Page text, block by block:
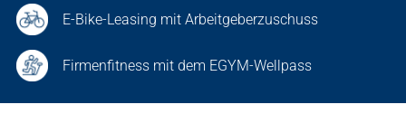
E-Bike-Leasing mit Arbeitgeberzuschuss
Firmenfitness mit dem EGYM-Wellpass